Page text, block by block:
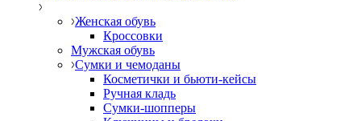
Женская обувь
Кроссовки
Мужская обувь
Сумки и чемоданы
Косметички и бьюти-кейсы
Ручная кладь
Сумки-шопперы